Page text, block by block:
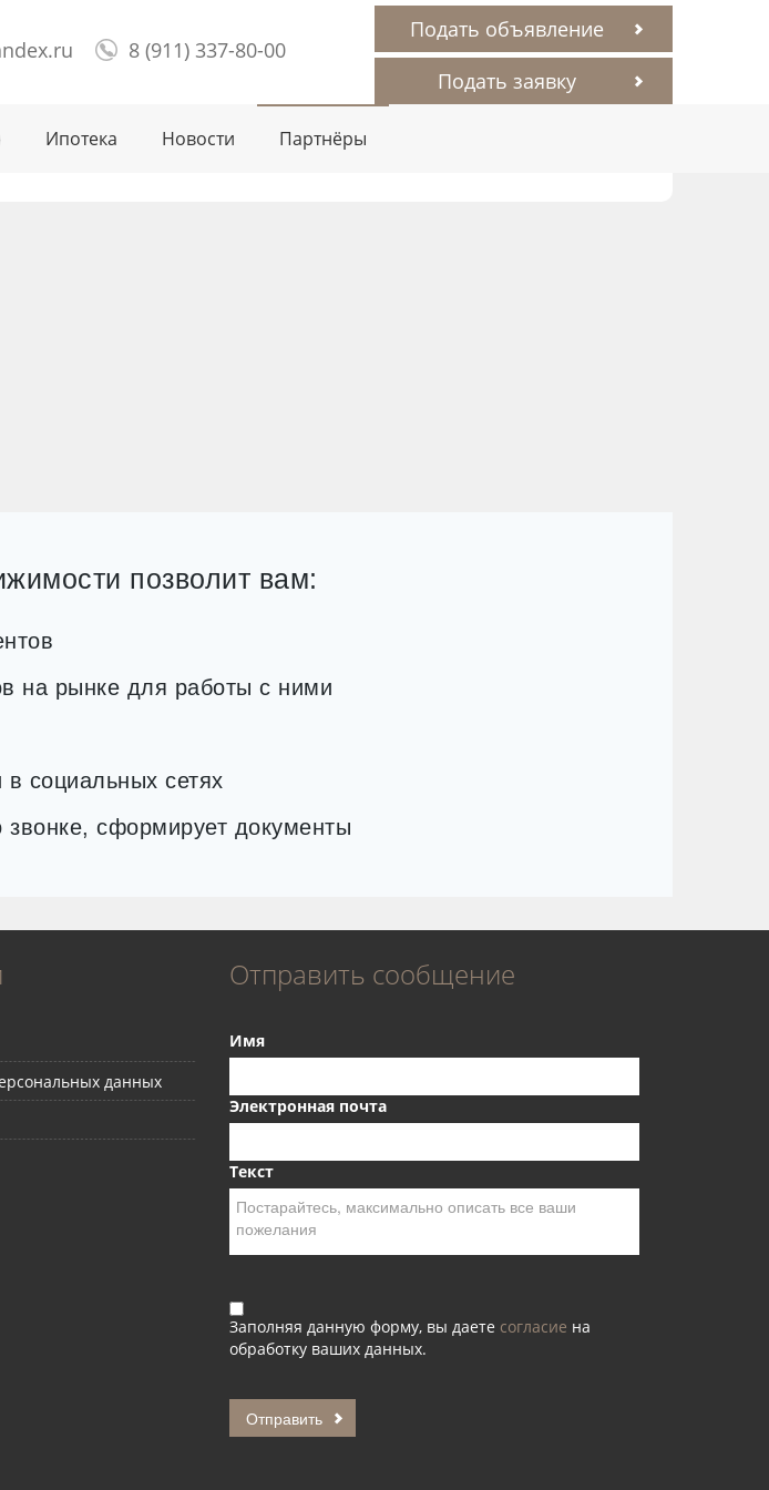
8 (911) 337-80-00
Подать объявление
Подать заявку
Ипотека Новости Партнёры
позволит вам:
на рынке для работы с ними
социальных сетях
сформирует документы
данных
Отправить сообщение
Имя
Электронная почта
Текст
Заполняя данную форму, вы даете согласие на
обработку ваших данных.